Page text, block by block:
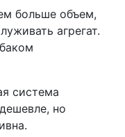
больше объем,
агрегат.
система
но